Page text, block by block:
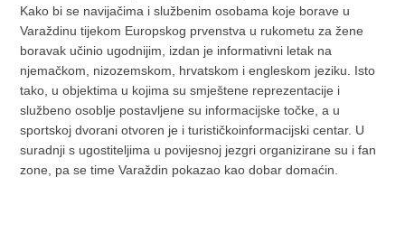
Kako bi se navijačima i službenim osobama koje borave u
Varaždinu tijekom Europskog prvenstva u rukometu za žene
boravak učinio ugodnijim, izdan je informativni letak na
njemačkom, nizozemskom, hrvatskom i engleskom jeziku. Isto
tako, u objektima u kojima su smještene reprezentacije i
službeno osoblje postavljene su informacijske točke, a u
sportskoj dvorani otvoren je i turističkoinformacijski centar. U
suradnji s ugostiteljima u povijesnoj jezgri organizirane su i fan
zone, pa se time Varaždin pokazao kao dobar domaćin.